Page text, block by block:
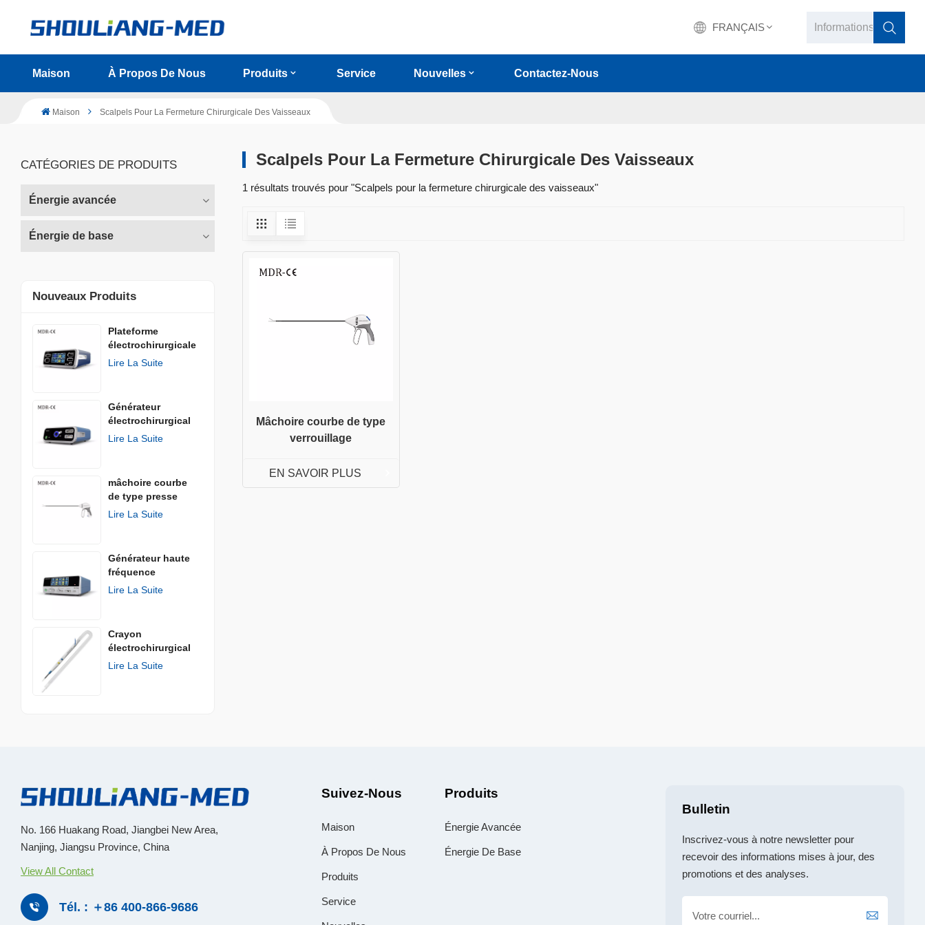
FRANÇAIS
English
Maison À Propos De Nous Produits Service Nouvelles Contactez-Nous
Maison Scalpels Pour La Fermeture Chirurgicale Des Vaisseaux
CATÉGORIES DE PRODUITS
Énergie avancée
Énergie de base
Nouveaux Produits
Plateforme
électrochirurgicale
Lire La Suite
Générateur
électrochirurgical
AGISEAL
Lire La Suite
mâchoire courbe
de type presse
Lire La Suite
Générateur haute
fréquence
Lire La Suite
Crayon
électrochirurgical
jetable
Lire La Suite
Scalpels Pour La Fermeture Chirurgicale Des Vaisseaux
1 résultats trouvés pour "Scalpels pour la fermeture chirurgicale des vaisseaux"
Mâchoire courbe de type
verrouillage
EN SAVOIR PLUS
No. 166 Huakang Road, Jiangbei New Area,
Nanjing, Jiangsu Province, China
View All Contact
Tél. : ＋86 400-866-9686
Suivez-Nous
Maison
À Propos De Nous
Produits
Service
Produits
Énergie Avancée
Énergie De Base
Bulletin
Inscrivez-vous à notre newsletter pour
recevoir des informations mises à jour, des
promotions et des analyses.